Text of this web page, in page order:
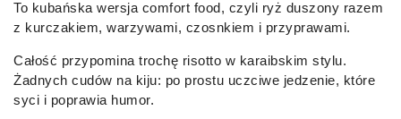
To kubańska wersja comfort food, czyli ryż duszony razem
z kurczakiem, warzywami, czosnkiem i przyprawami.
Całość przypomina trochę risotto w karaibskim stylu.
Żadnych cudów na kiju: po prostu uczciwe jedzenie, które
syci i poprawia humor.